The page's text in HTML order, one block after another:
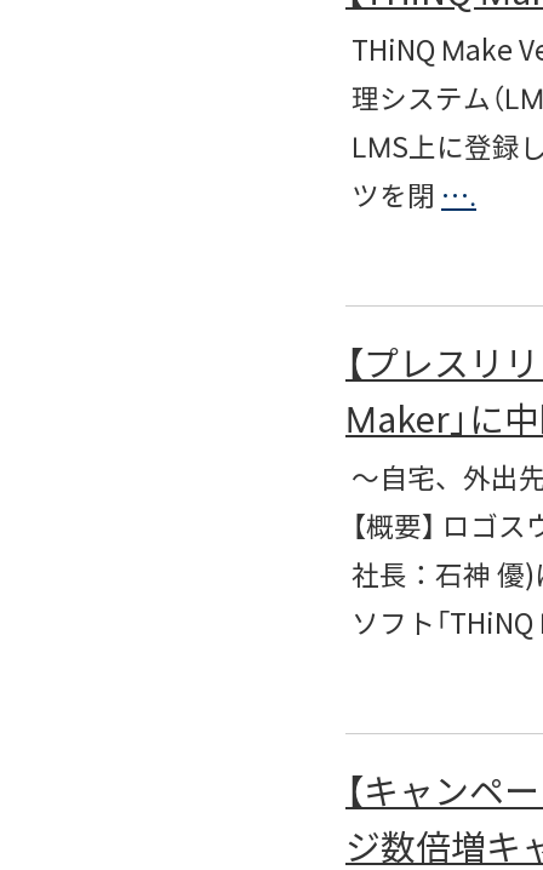
THiNQ Make
理システム（
LMS上に登録
ツを閉 ….
【プレスリ
Maker」に
～自宅、外出
【概要】 ロゴ
社長：石神 優
ソフト「
【キャンペ
ジ数倍増キ